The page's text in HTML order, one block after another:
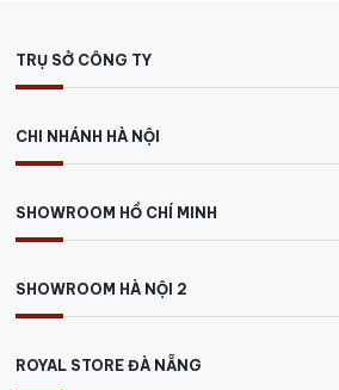
TRỤ SỞ CÔNG TY
CHI NHÁNH HÀ NỘI
SHOWROOM HỒ CHÍ MINH
SHOWROOM HÀ NỘI 2
ROYAL STORE ĐÀ NẴNG